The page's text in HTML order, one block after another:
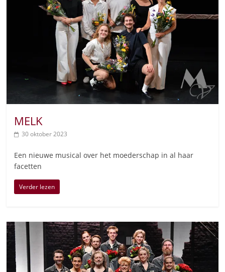
MELK
30 oktober 2023
Een nieuwe musical over het moederschap in al haar
facetten
Verder lezen